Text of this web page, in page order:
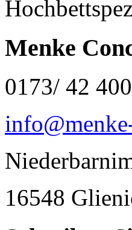
Menke
0173/ 42
16548